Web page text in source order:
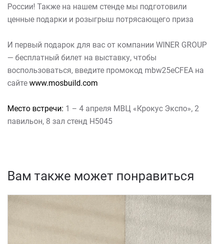
России! Также на нашем стенде мы подготовили
ценные подарки и розыгрыш потрясающего приза
И первый подарок для вас от компании WINER GROUP
— бесплатный билет на выставку, чтобы
воспользоваться, введите промокод mbw25eCFEA на
сайте www.mosbuild.com
Место встречи: 1 – 4 апреля МВЦ «Крокус Экспо», 2
павильон, 8 зал стенд H5045
Вам также может понравиться